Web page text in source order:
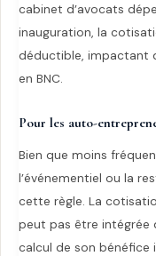
cabinet d’avocats
inauguration, la
déductible, impactant
en BNC.
Pour les auto-
Bien que moins
l’événementiel ou la
cette règle. La
peut pas être intégrée
calcul de son bénéfice